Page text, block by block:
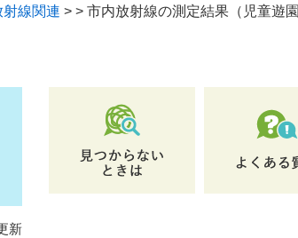
射線関連 > > 市内放射線の測定結果（児童遊園
新